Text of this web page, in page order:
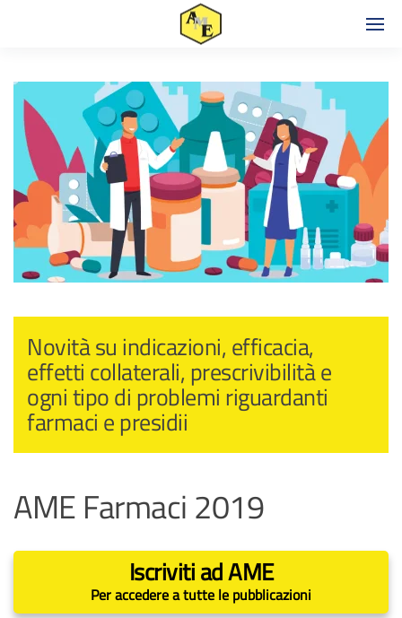
Novità su indicazioni, efficacia,
effetti collaterali, prescrivibilità e
ogni tipo di problemi riguardanti
farmaci e presidii
AME Farmaci 2019
Iscriviti ad AME
Per accedere a tutte le pubblicazioni